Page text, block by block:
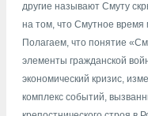
другие называют Смуту
на том, что Смутное время
Полагаем, что понятие
элементы гражданской
экономический кризис,
комплекс событий,